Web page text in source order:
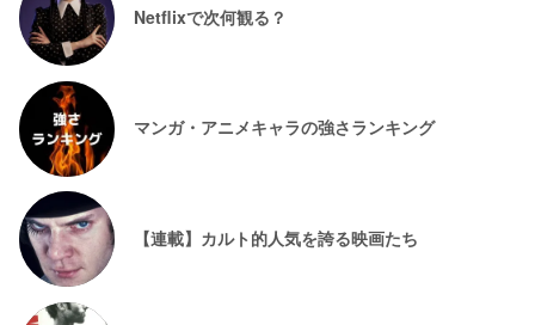
Netflixで次何観る？
マンガ・アニメキャラの強さランキング
【連載】カルト的人気を誇る映画たち